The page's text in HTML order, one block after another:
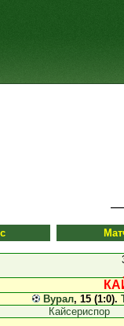
Вурал, 15 (1:0).
Кайсериспор